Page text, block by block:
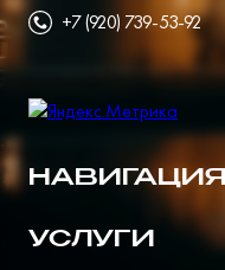
НАВИГАЦИЯ
УСЛУГИ
+7 (920) 739-53-92